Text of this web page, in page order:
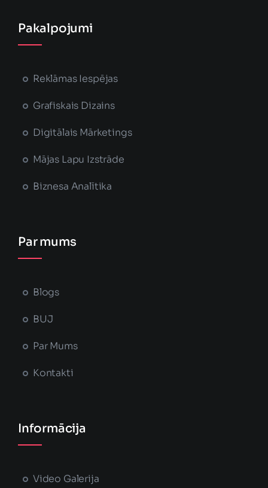
Pakalpojumi
Reklāmas Iespējas
Grafiskais Dizains
Digitālais Mārketings
Mājas Lapu Izstrāde
Biznesa Analītika
Par mums
Blogs
BUJ
Par Mums
Kontakti
Informācija
Video Galerija